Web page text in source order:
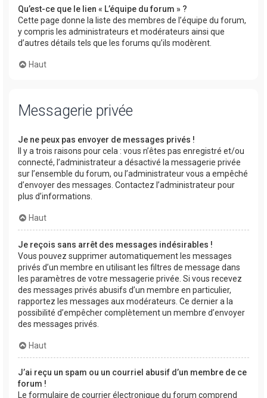
Qu’est-ce que le lien « L’équipe du forum » ?
Cette page donne la liste des membres de l’équipe du forum,
y compris les administrateurs et modérateurs ainsi que
d’autres détails tels que les forums qu’ils modèrent.
Haut
Messagerie privée
Je ne peux pas envoyer de messages privés !
Il y a trois raisons pour cela : vous n’êtes pas enregistré et/ou
connecté, l’administrateur a désactivé la messagerie privée
sur l’ensemble du forum, ou l’administrateur vous a empêché
d’envoyer des messages. Contactez l’administrateur pour
plus d’informations.
Haut
Je reçois sans arrêt des messages indésirables !
Vous pouvez supprimer automatiquement les messages
privés d’un membre en utilisant les filtres de message dans
les paramètres de votre messagerie privée. Si vous recevez
des messages privés abusifs d’un membre en particulier,
rapportez les messages aux modérateurs. Ce dernier a la
possibilité d’empêcher complètement un membre d’envoyer
des messages privés.
Haut
J’ai reçu un spam ou un courriel abusif d’un membre de ce
forum !
Le formulaire de courrier électronique du forum comprend